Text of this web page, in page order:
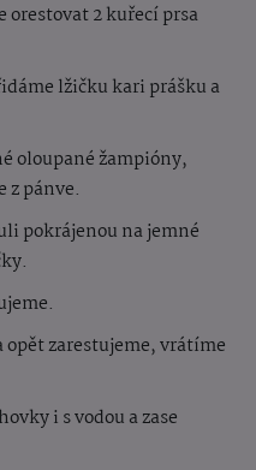
orestovat 2 kuřecí prsa
lžičku kari prášku a
oloupané žampióny,
z pánve.
pokrájenou na jemné
zarestujeme, vrátíme
i s vodou a zase